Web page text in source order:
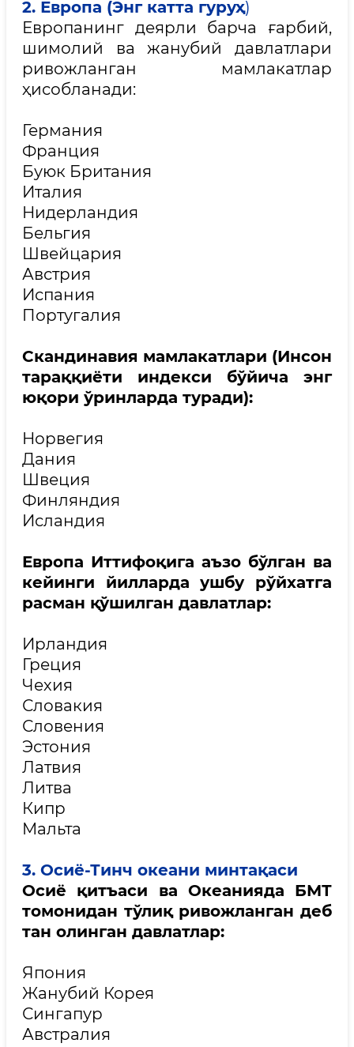
2. Европа (Энг катта гуруҳ)
Европанинг деярли барча ғарбий,
шимолий ва жанубий давлатлари
ривожланган мамлакатлар
ҳисобланади:
Германия
Франция
Буюк Британия
Италия
Нидерландия
Бельгия
Швейцария
Австрия
Испания
Португалия
Скандинавия мамлакатлари (Инсон
тараққиёти индекси бўйича энг
юқори ўринларда туради):
Норвегия
Дания
Швеция
Финляндия
Исландия
Европа Иттифоқига аъзо бўлган ва
кейинги йилларда ушбу рўйхатга
расман қўшилган давлатлар:
Ирландия
Греция
Чехия
Словакия
Словения
Эстония
Латвия
Литва
Кипр
Мальта
3. Осиё-Тинч океани минтақаси
Осиё қитъаси ва Океанияда БМТ
томонидан тўлиқ ривожланган деб
тан олинган давлатлар:
Япония
Жанубий Корея
Сингапур
Австралия